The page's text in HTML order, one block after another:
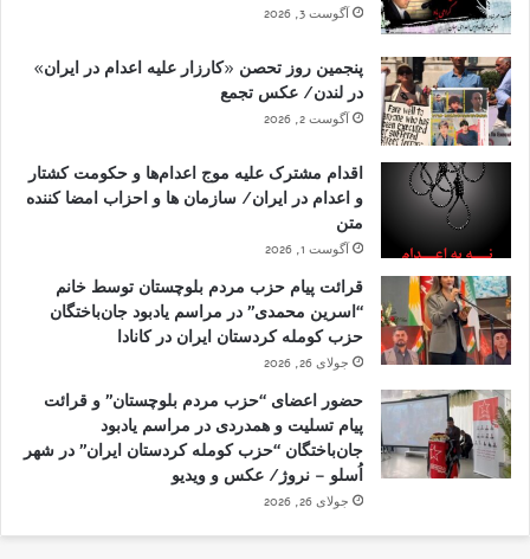
آگوست 3, 2026
پنجمین روز تحصن «کارزار علیه اعدام در ایران»
در لندن/ عکس تجمع
آگوست 2, 2026
اقدام مشترک علیه موج اعدام‌ها و حکومت کشتار
و اعدام در ایران/ سازمان ها و احزاب امضا کننده
متن
آگوست 1, 2026
قرائت پیام حزب مردم بلوچستان توسط خانم
“اسرین محمدی” در مراسم یادبود جان‌باختگان
حزب کومله کردستان ایران در کانادا
جولای 26, 2026
حضور اعضای “حزب مردم بلوچستان” و قرائت
پیام تسلیت و همدردی در مراسم یادبود
جان‌باختگان “حزب کومله کردستان ایران” در شهر
اُسلو – نروژ/ عکس و ویدیو
جولای 26, 2026